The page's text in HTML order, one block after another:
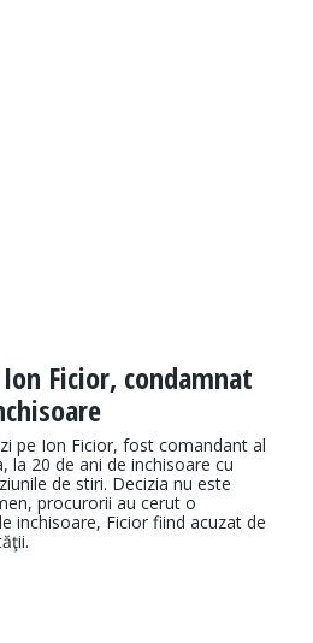
Ficior, condamnat
pe Ion Ficior, fost comandant al
la 20 de ani de inchisoare cu
de stiri. Decizia nu este
procurorii au cerut o
inchisoare, Ficior fiind acuzat de